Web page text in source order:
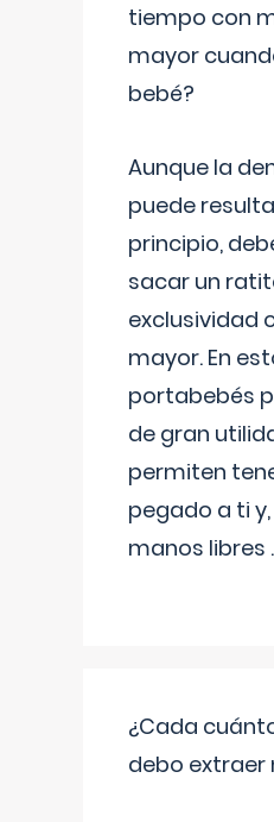
tiempo con
mayor
bebé?
Aunque la
puede
principio,
sacar un
exclusividad
mayor. En
portabebés
de gran
permiten
pegado a ti y,
manos libres
¿Cada
debo extraer